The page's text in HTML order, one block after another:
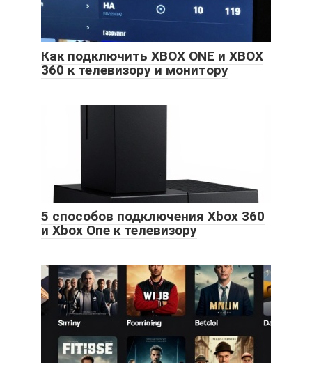
Как подключить XBOX ONE и XBOX
360 к телевизору и монитору
5 способов подключения Xbox 360
и Xbox One к телевизору